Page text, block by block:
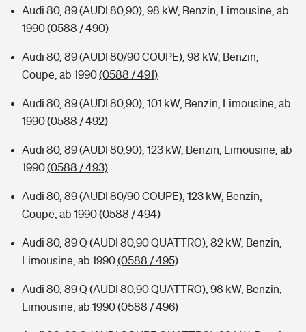
Audi 80, 89 (AUDI 80,90), 98 kW, Benzin, Limousine, ab
1990(0588 / 490)
Audi 80, 89 (AUDI 80/90 COUPE), 98 kW, Benzin,
Coupe, ab 1990(0588 / 491)
Audi 80, 89 (AUDI 80,90), 101 kW, Benzin, Limousine, ab
1990(0588 / 492)
Audi 80, 89 (AUDI 80,90), 123 kW, Benzin, Limousine, ab
1990(0588 / 493)
Audi 80, 89 (AUDI 80/90 COUPE), 123 kW, Benzin,
Coupe, ab 1990(0588 / 494)
Audi 80, 89 Q (AUDI 80,90 QUATTRO), 82 kW, Benzin,
Limousine, ab 1990(0588 / 495)
Audi 80, 89 Q (AUDI 80,90 QUATTRO), 98 kW, Benzin,
Limousine, ab 1990(0588 / 496)